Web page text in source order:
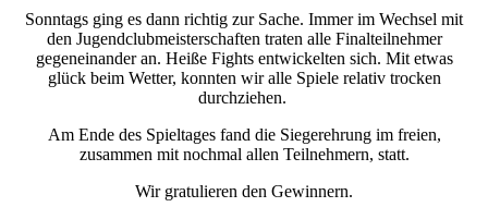
Sonntags ging es dann richtig zur Sache. Immer im Wechsel mit
den Jugendclubmeisterschaften traten alle Finalteilnehmer
gegeneinander an. Heiße Fights entwickelten sich. Mit etwas
glück beim Wetter, konnten wir alle Spiele relativ trocken
durchziehen.
Am Ende des Spieltages fand die Siegerehrung im freien,
zusammen mit nochmal allen Teilnehmern, statt.
Wir gratulieren den Gewinnern.